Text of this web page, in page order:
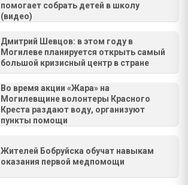
помогает собрать детей в школу
(видео)
Дмитрий Шевцов: в этом году в
Могилеве планируется открыть самый
большой кризисный центр в стране
Во время акции «Жара» на
Могилевщине волонтеры Красного
Креста раздают воду, организуют
пункты помощи
Жителей Бобруйска обучат навыкам
оказания первой медпомощи